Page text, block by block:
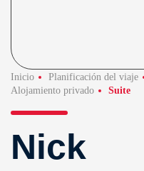
Inicio Planificación del viaje
Alojamiento privado
Suite
Nick